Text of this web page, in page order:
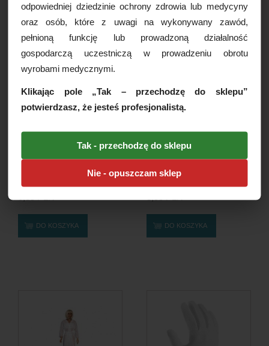
DO KOSZYKA
Tondaus, 1szt.
DO KOSZYKA
odpowiedniej dziedzinie ochrony zdrowia lub medycyny
oraz osób, które z uwagi na wykonywany zawód,
pełnioną funkcję lub prowadzoną działalność
gospodarczą uczestniczą w prowadzeniu obrotu
wyrobami medycznymi.
Klikając pole „Tak – przechodzę do sklepu”
potwierdzasz, że jesteś profesjonalistą.
Tak - przechodzę do sklepu
Nie - opuszczam sklep